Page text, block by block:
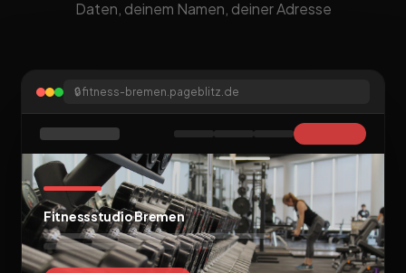
Daten, deinem Namen, deiner Adresse
🔒fitness-bremen.pageblitz.de
Fitnessstudio Bremen